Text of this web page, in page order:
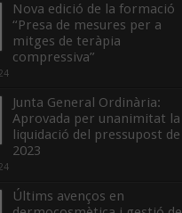
Nova edició de la formació
“Presa de mesures per a
mitges de teràpia
compressiva”
Junta General Ordinària:
Aprovada per unanimitat la
liquidació del pressupost de
2023
Últims avenços en